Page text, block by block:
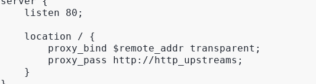
    listen 80;
    location / {
        proxy_bind $remote_addr transparent;
        proxy_pass http://http_upstreams;
    }